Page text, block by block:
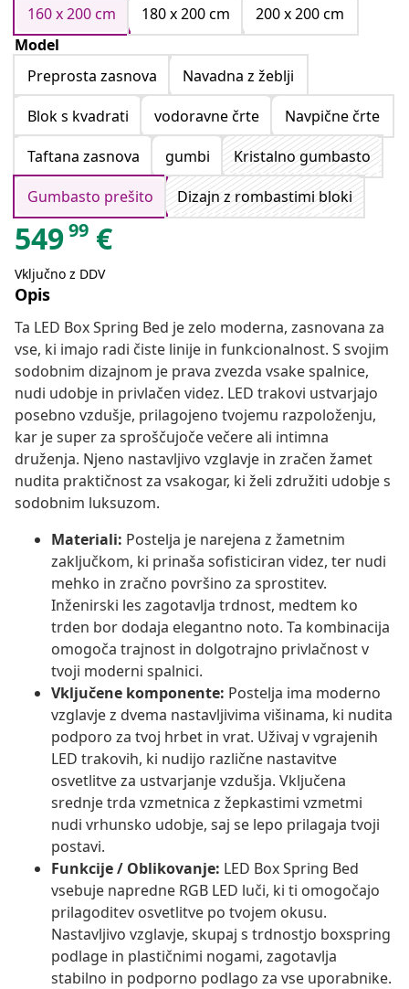
160 x 200 cm
180 x 200 cm
200 x 200 cm
Model
Preprosta zasnova
Navadna z žeblji
Blok s kvadrati
vodoravne črte
Navpične črte
Taftana zasnova
gumbi
Kristalno gumbasto
Gumbasto prešito
Dizajn z rombastimi bloki
54999 €
Vključno z DDV
Opis
Ta LED Box Spring Bed je zelo moderna, zasnovana za
vse, ki imajo radi čiste linije in funkcionalnost. S svojim
sodobnim dizajnom je prava zvezda vsake spalnice,
nudi udobje in privlačen videz. LED trakovi ustvarjajo
posebno vzdušje, prilagojeno tvojemu razpoloženju,
kar je super za sproščujoče večere ali intimna
druženja. Njeno nastavljivo vzglavje in zračen žamet
nudita praktičnost za vsakogar, ki želi združiti udobje s
sodobnim luksuzom.
Materiali: Postelja je narejena z žametnim
zaključkom, ki prinaša sofisticiran videz, ter nudi
mehko in zračno površino za sprostitev.
Inženirski les zagotavlja trdnost, medtem ko
trden bor dodaja elegantno noto. Ta kombinacija
omogoča trajnost in dolgotrajno privlačnost v
tvoji moderni spalnici.
Vključene komponente: Postelja ima moderno
vzglavje z dvema nastavljivima višinama, ki nudita
podporo za tvoj hrbet in vrat. Uživaj v vgrajenih
LED trakovih, ki nudijo različne nastavitve
osvetlitve za ustvarjanje vzdušja. Vključena
srednje trda vzmetnica z žepkastimi vzmetmi
nudi vrhunsko udobje, saj se lepo prilagaja tvoji
postavi.
Funkcije / Oblikovanje: LED Box Spring Bed
vsebuje napredne RGB LED luči, ki ti omogočajo
prilagoditev osvetlitve po tvojem okusu.
Nastavljivo vzglavje, skupaj s trdnostjo boxspring
podlage in plastičnimi nogami, zagotavlja
stabilno in podporno podlago za vse uporabnike.